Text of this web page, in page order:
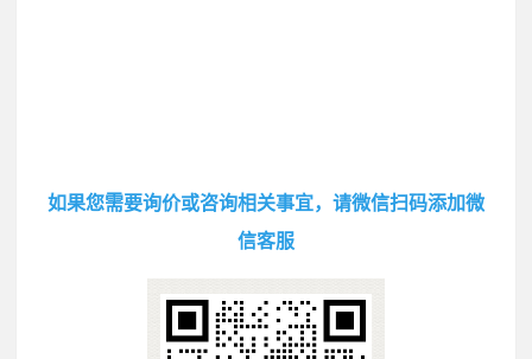
如果您需要询价或咨询相关事宜，请微信扫码添加微
信客服